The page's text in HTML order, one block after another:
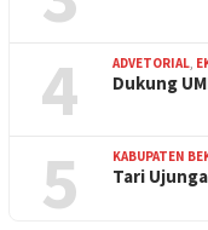
4 ADVETORIAL,
Dukung
5 KABUPATEN
Tari